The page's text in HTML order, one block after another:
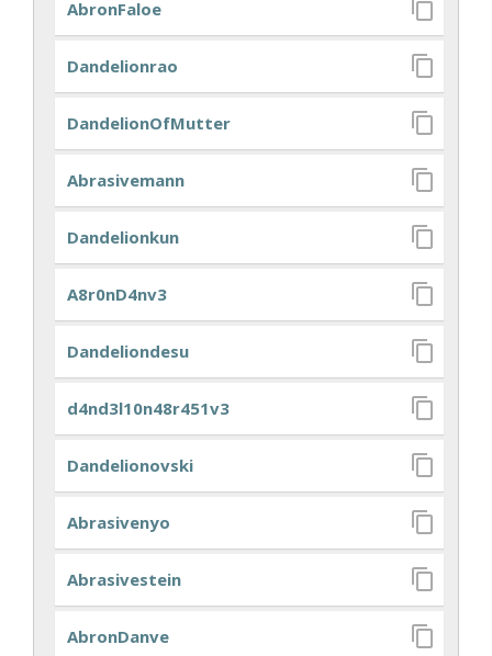
AbronFaloe
Dandelionrao
DandelionOfMutter
Abrasivemann
Dandelionkun
A8r0nD4nv3
Dandeliondesu
d4nd3l10n48r451v3
Dandelionovski
Abrasivenyo
Abrasivestein
AbronDanve